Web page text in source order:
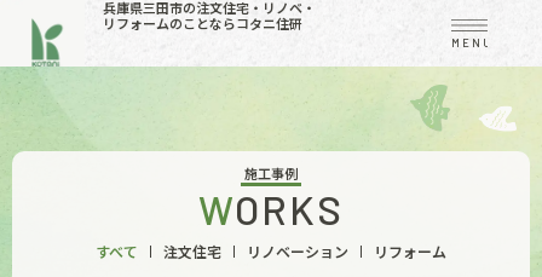
兵庫県三田市の注文住宅・リノベ・
リフォームのことならコタニ住研
MENU
施工事例
WORKS
すべて 注文住宅 リノベーション リフォーム